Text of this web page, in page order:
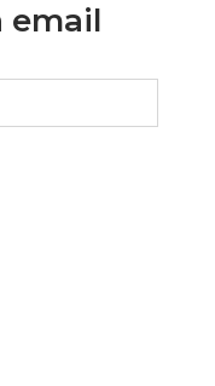
email